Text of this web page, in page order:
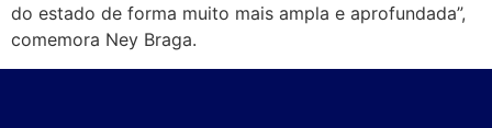
do estado de forma muito mais ampla e aprofundada”,
comemora Ney Braga.